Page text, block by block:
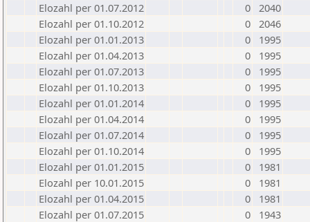
Elozahl per 01.07.2012
0 2040
Elozahl per 01.10.2012
0 2046
Elozahl per 01.01.2013
0
1995
Elozahl per 01.04.2013
0
1995
Elozahl per 01.07.2013
0
1995
Elozahl per 01.10.2013
0
1995
Elozahl per 01.01.2014
0
1995
Elozahl per 01.04.2014
0
1995
Elozahl per 01.07.2014
0
1995
Elozahl per 01.10.2014
0
1995
Elozahl per 01.01.2015
0
1981
Elozahl per 10.01.2015
0
1981
Elozahl per 01.04.2015
0
1981
Elozahl per 01.07.2015
0
1943